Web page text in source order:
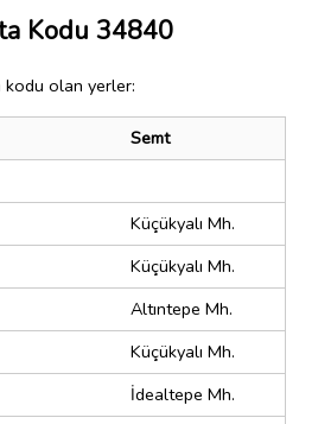
Kodu 34840
kodu olan yerler:
Semt
Küçükyalı Mh.
Küçükyalı Mh.
Altıntepe Mh.
Küçükyalı Mh.
İdealtepe Mh.